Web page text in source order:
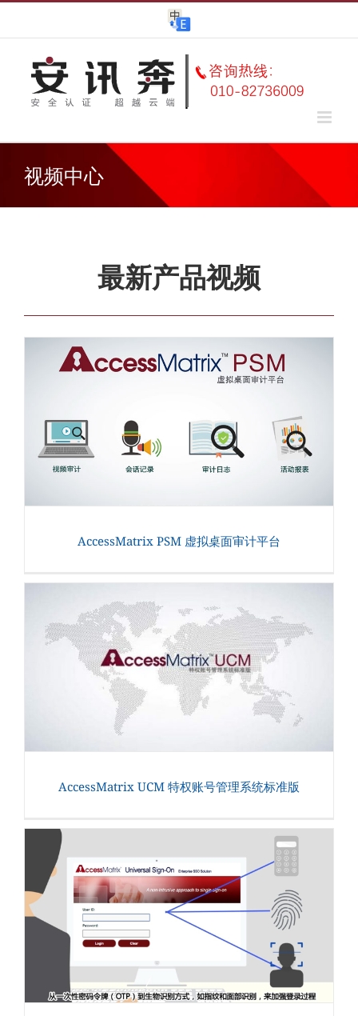
视频中心
最新产品视频
AccessMatrix PSM 虚拟桌面审计平台
AccessMatrix UCM 特权账号管理系统标准版